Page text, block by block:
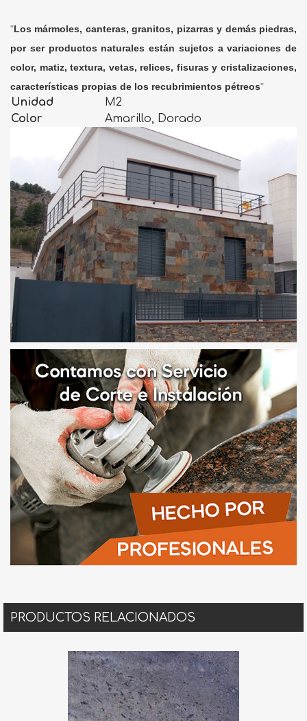
"Los mármoles, canteras, granitos, pizarras y demás piedras,
por ser productos naturales están sujetos a variaciones de
color, matiz, textura, vetas, relices, fisuras y cristalizaciones,
características propias de los recubrimientos pétreos"
Unidad
M2
Color
Amarillo, Dorado
PRODUCTOS RELACIONADOS